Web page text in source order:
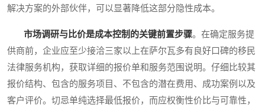
解决方案的外部伙伴，可以显著降低这部分隐性成本。
市场调研与比价是成本控制的关键前置步骤。在确定服务提
供商前，企业应至少接洽三家以上在萨尔瓦多有良好口碑的移民
法律服务机构，获取详细的报价单和服务范围说明。仔细比较其
报价结构、包含的服务项目、不包含的潜在费用、成功案例以及
客户评价。切忌单纯选择最低报价，而应权衡性价比与可靠性，